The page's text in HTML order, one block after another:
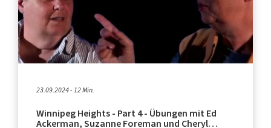
23.09.2024 - 12 Min.
Winnipeg Heights - Part 4 - Übungen mit Ed
Ackerman, Suzanne Foreman und Cheryl